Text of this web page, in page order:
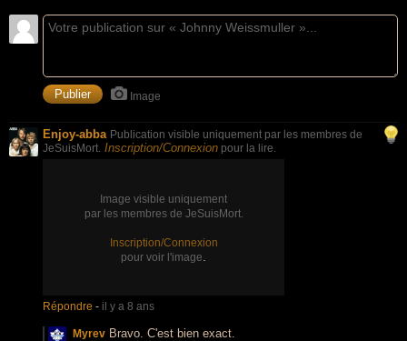
Image
Enjoy-abba Publication visible uniquement par les membres de
JeSuisMort. Inscription/Connexion pour la lire.
Image visible uniquement
par les membres de JeSuisMort.
Inscription/Connexion
pour voir l'image
Répondre - il y a 8 ans
Myrev Bravo. C'est bien exact.